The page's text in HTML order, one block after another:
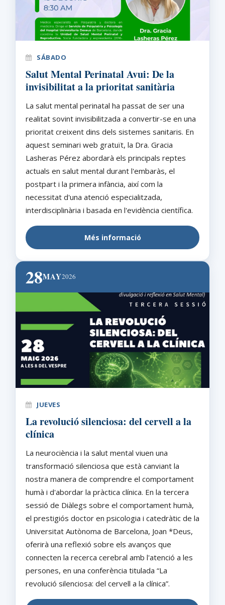
SÁBADO
Salut Mental Perinatal Avui: De la
invisibilitat a la prioritat sanitària
La salut mental perinatal ha passat de ser una
realitat sovint invisibilitzada a convertir-se en una
prioritat creixent dins dels sistemes sanitaris. En
aquest seminari web gratuït, la Dra. Gracia
Lasheras Pérez abordarà els principals reptes
actuals en salut mental durant l'embaràs, el
postpart i la primera infància, així com la
necessitat d'una atenció especialitzada,
interdisciplinària i basada en l'evidència científica.
Més informació
28MAY2026
JUEVES
La revolució silenciosa: del cervell a la
clínica
La neurociència i la salut mental viuen una
transformació silenciosa que està canviant la
nostra manera de comprendre el comportament
humà i d'abordar la pràctica clínica. En la tercera
sessió de Diàlegs sobre el comportament humà,
el prestigiós doctor en psicologia i catedràtic de la
Universitat Autònoma de Barcelona, Joan *Deus,
oferirà una reflexió sobre els avanços que
connecten la recerca cerebral amb l'atenció a les
persones, en una conferència titulada “La
revolució silenciosa: del cervell a la clínica”.